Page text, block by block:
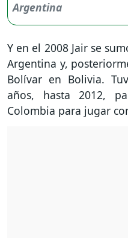
Y en el 2008 Jair se
Argentina y,
Bolívar en Bolivia.
años, hasta 2012,
Colombia para jugar